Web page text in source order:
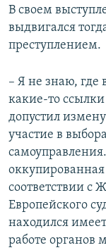
В своем
выдвигался
преступлением.
– Я не знаю, где
какие-то ссылки
допустил
участие в
соответствии с
Европейского
находился
работе органов